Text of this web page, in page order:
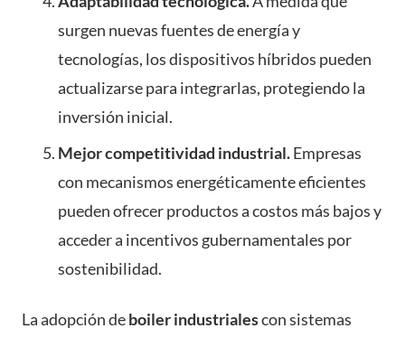
surgen nuevas fuentes de energía y
tecnologías, los dispositivos híbridos pueden
actualizarse para integrarlas, protegiendo la
inversión inicial.
Mejor competitividad industrial.Empresas
con mecanismos energéticamente eficientes
pueden ofrecer productos a costos más bajos y
acceder a incentivos gubernamentales por
sostenibilidad.
La adopción deboiler industrialescon sistemas